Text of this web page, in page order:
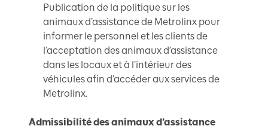
Publication de la politique sur les
animaux d’assistance de Metrolinx pour
informer le personnel et les clients de
l’acceptation des animaux d’assistance
dans les locaux et à l’intérieur des
véhicules afin d’accéder aux services de
Metrolinx.
Admissibilité des animaux d’assistance